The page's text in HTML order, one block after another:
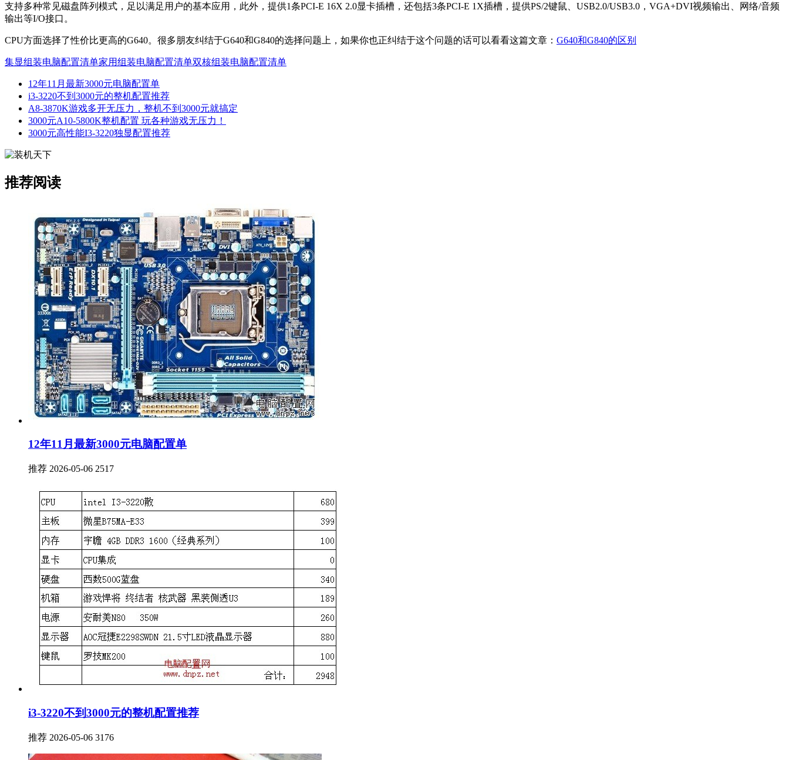
支持多种常见磁盘阵列模式，足以满足用户的基本应用，此外，提供1条PCI-E 16X 2.0显卡插槽，还包括3条PCI-E 1X插槽，提供PS/2键鼠、USB2.0/USB3.0，VGA+DVI视频输出、网络/音频
输出等I/O接口。
CPU方面选择了性价比更高的G640。很多朋友纠结于G640和G840的选择问题上，如果你也正纠结于这个问题的话可以看看这篇文章： G640和G840的区别
集显组装电脑配置清单家用组装电脑配置清单双核组装电脑配置清单
12年11月最新3000元电脑配置单
i3-3220不到3000元的整机配置推荐
A8-3870K游戏多开无压力，整机不到3000元就搞定
3000元A10-5800K整机配置 玩各种游戏无压力！
3000元高性能I3-3220独显配置推荐
推荐阅读
12年11月最新3000元电脑配置单
推荐 2026-05-06 2517
i3-3220不到3000元的整机配置推荐
推荐 2026-05-06 3176